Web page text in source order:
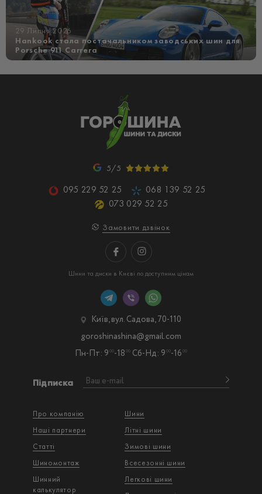
29 Липня 2026
Hankook стала постачальником заводських шин для
Porsche 911 Carrera
5/5
095 229 52 25
068 139 52 25
073 029 52 25
Замовити дзвінок
Шини та диски в Києві по доступним цінам
Про компанію
Наші партнери
Статті
Шиномонтаж
Шинний
калькулятор
Шини
Літні шини
Зимові шини
Всесезонні шини
Легкові шини
Підписка
Київ, вул. Садова, 70-110
Пн-Пт: 9 00-18 00 Сб-Нд: 9 00-16 00
goroshinashina@gmail.com